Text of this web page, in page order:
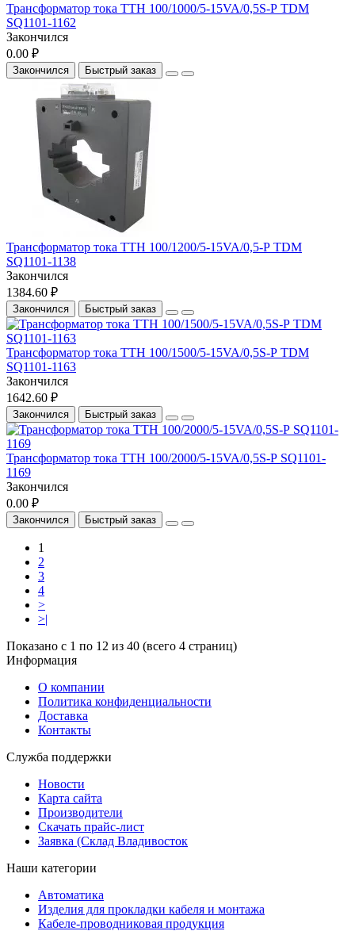
Трансформатор тока ТТН 100/1000/5-15VA/0,5S-Р TDM
SQ1101-1162
Закончился
0.00 ₽
Закончился Быстрый заказ
Трансформатор тока ТТН 100/1200/5-15VA/0,5-Р TDM
SQ1101-1138
Закончился
1384.60 ₽
Закончился Быстрый заказ
Трансформатор тока ТТН 100/1500/5-15VA/0,5S-Р TDM
SQ1101-1163
Закончился
1642.60 ₽
Закончился Быстрый заказ
Трансформатор тока ТТН 100/2000/5-15VA/0,5S-Р SQ1101-
1169
Закончился
0.00 ₽
Закончился Быстрый заказ
1
2
3
4
>
>|
Показано с 1 по 12 из 40 (всего 4 страниц)
Информация
О компании
Политика конфиденциальности
Доставка
Контакты
Служба поддержки
Новости
Карта сайта
Производители
Скачать прайс-лист
Заявка (Склад Владивосток
Наши категории
Автоматика
Изделия для прокладки кабеля и монтажа
Кабеле-проводниковая продукция